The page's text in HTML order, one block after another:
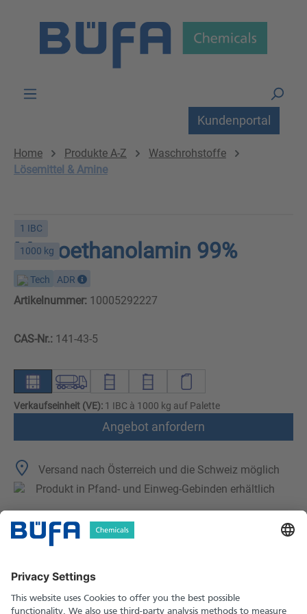
Kundenportal
Home Produkte A-Z
Waschrohstoffe
Lösemittel & Amine
1 IBC
1000 kg
Monoethanolamin 99%
Tech ADR
Artikelnummer: 10005292227
CAS-Nr.: 141-43-5
Verkaufseinheit (VE): 1 IBC à 1000 kg auf Palette
Angebot anfordern
Versand nach Österreich und die Schweiz möglich
Produkt in Pfand- und Einweg-Gebinden erhältlich
Technische Merkmale
Sicherheitshinweise